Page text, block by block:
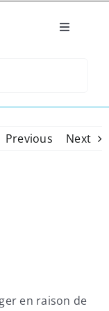
Toggle
Previous Next
en raison de